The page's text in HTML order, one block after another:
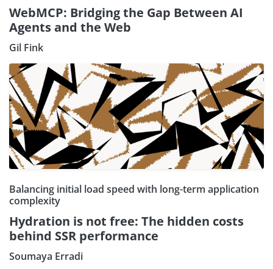
WebMCP: Bridging the Gap Between AI
Agents and the Web
Gil Fink
Balancing initial load speed with long-term application
complexity
Hydration is not free: The hidden costs
behind SSR performance
Soumaya Erradi